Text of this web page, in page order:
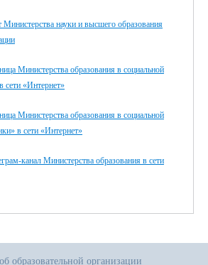
науки и высшего образования
Министерства образования в социальной
сети «Интернет»
Министерства образования в социальной
в сети «Интернет»
канал Министерства образования в сети
образовательной организации